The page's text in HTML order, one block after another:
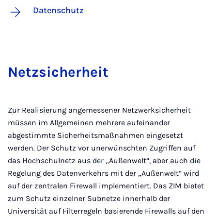
Datenschutz
Netz­si­cher­heit
Zur Realisierung angemessener Netzwerksicherheit
müssen im Allgemeinen mehrere aufeinander
abgestimmte Sicherheitsmaßnahmen eingesetzt
werden. Der Schutz vor unerwünschten Zugriffen auf
das Hochschulnetz aus der „Außenwelt“, aber auch die
Regelung des Datenverkehrs mit der „Außenwelt“ wird
auf der zentralen Firewall implementiert. Das ZIM bietet
zum Schutz einzelner Subnetze innerhalb der
Universität auf Filterregeln basierende Firewalls auf den